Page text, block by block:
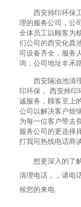
西安帅印环保
理的服务公司，公
全体员工以顾客为
们公司的西安化粪
司设备齐全，服务
询，公司地址丰禾
西安隔油池清
印环保， 西安帅印
诚服务，顾客至上
公司以解决客户烦
为每一位客户带去
服务公司的更选择
打我司热线电话商
想更深入的了
清理电话，，请电
候您的来电